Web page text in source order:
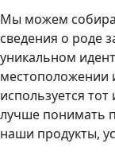
Мы можем
сведения о роде
уникальном
местоположении
используется
лучше понимать
наши продукты,